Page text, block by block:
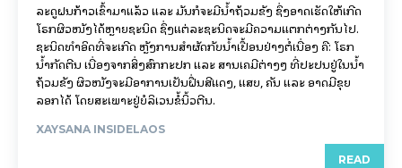
ລະດູຝົນກ້າວເຂົ້າມາແລ້ວ ແລະ ມັນກໍຈະມີນ້ຳຖ້ວມຂັງ ຊຶ່ງອາດເຮັດໃຫ້ເກີດ
ໂຣກຜິວໜັງໄດ້ຫຼາຍຊະນິດ ຊຶ່ງແຕ່ລະຊະນິດຈະມີຄວາມແຕກຕ່າງກັນໄປ.
ຊະນິດທຳອິດທີ່ຈະເກີດ ຫຼັງການສຳຜັດກັບນ້ຳເປື້ອນຢ່າງຕໍ່ເນື່ອງ ຄື: ໂຣກ
ນ້ຳກັດຕີນ ເນື່ອງຈາກສິ່ງສົກກະປົກ ແລະ ສານເຄມີຕ່າງໆ ທີ່ປະປົນຢູ່ໃນນ້ຳ
ຖ້ວມຂັງ ຜິວໜັງຈະມີອາການເປັນຝື່ນສີແດງ, ແສບ, ຄັນ ແລະ ອາດມີຂຸຍ
ລອກໄດ້ ໂດຍສະເພາະຢູ່ບໍລິເວນຂໍ້ນິ້ວຕີນ.
XAYSANA INSIDELAOS
READ